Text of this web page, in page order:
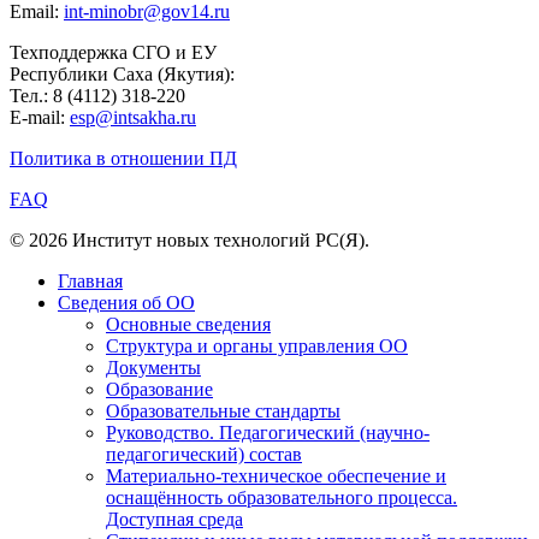
Email: int-minobr@gov14.ru
Техподдержка СГО и ЕУ
Республики Саха (Якутия):
Тел.: 8 (4112) 318-220
E-mail: esp@intsakha.ru
Политика в отношении ПД
FAQ
© 2026 Институт новых технологий РС(Я).
Главная
Сведения об ОО
Основные сведения
Структура и органы управления ОО
Документы
Образование
Образовательные стандарты
Руководство. Педагогический (научно-
педагогический) состав
Материально-техническое обеспечение и
оснащённость образовательного процесса.
Доступная среда